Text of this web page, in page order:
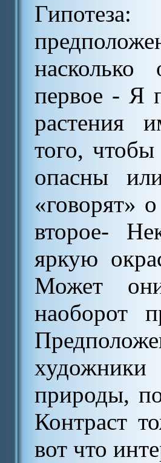
первое - Я
растения
того,
опасны
«говорят»
второе-
яркую
Может
наоборот
природы,
Контраст
вот что